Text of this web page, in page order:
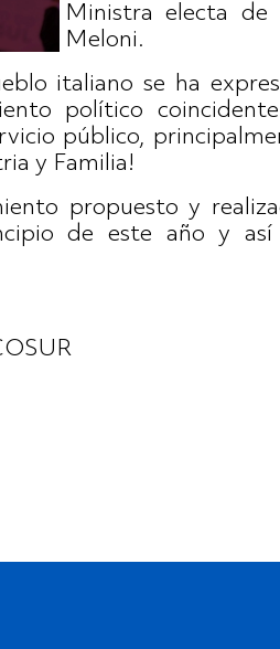
Ministra electa de
Meloni.
italiano se ha
político
público,
y Familia!
propuesto y
de este año y así